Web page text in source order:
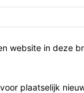
website in deze
plaatselijk